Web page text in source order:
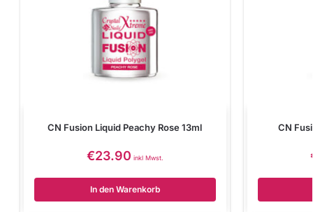
CN Fusion Liquid Peachy Rose 13ml
€23.90 inkl Mwst.
In den Warenkorb
CN